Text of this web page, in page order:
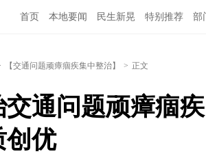
首页 本地要闻 民生新晃 特别推荐 部
【交通问题顽瘴痼疾集中整治】 > 正文
通问题顽瘴痼
创优